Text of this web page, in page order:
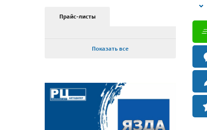
Прайс-листы
Показать все